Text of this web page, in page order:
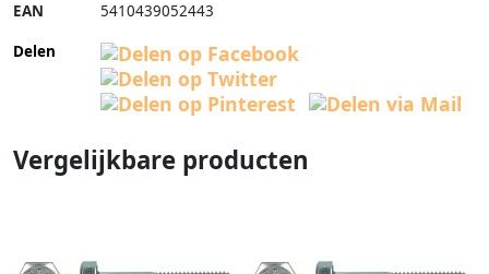
EAN 5410439052443
Delen
Vergelijkbare producten